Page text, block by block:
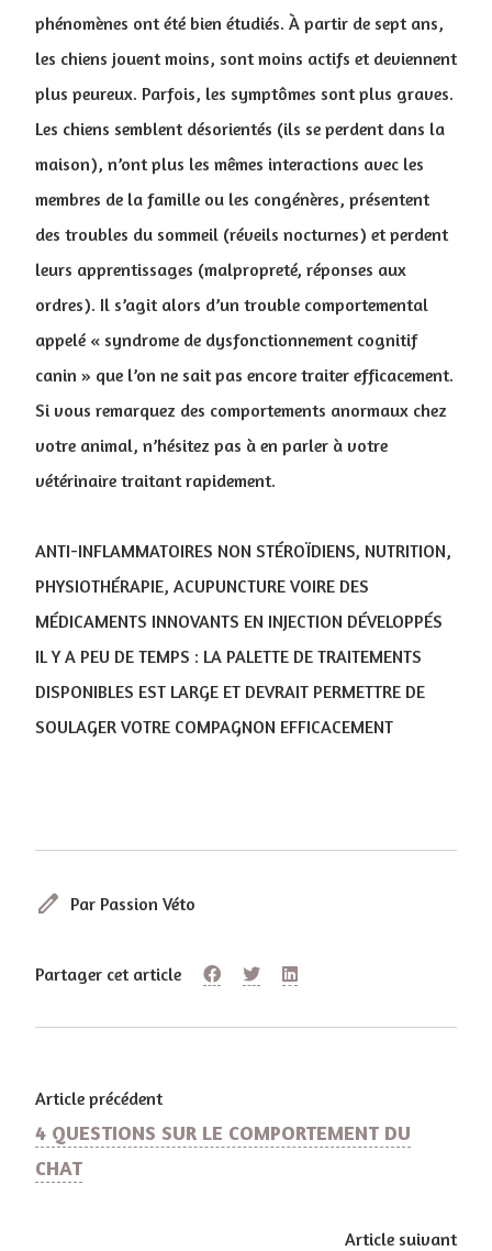
phénomènes ont été bien étudiés. À partir de sept ans,
les chiens jouent moins, sont moins actifs et deviennent
plus peureux. Parfois, les symptômes sont plus graves.
Les chiens semblent désorientés (ils se perdent dans la
maison), n’ont plus les mêmes interactions avec les
membres de la famille ou les congénères, présentent
des troubles du sommeil (réveils nocturnes) et perdent
leurs apprentissages (malpropreté, réponses aux
ordres). Il s’agit alors d’un trouble comportemental
appelé « syndrome de dysfonctionnement cognitif
canin » que l’on ne sait pas encore traiter efficacement.
Si vous remarquez des comportements anormaux chez
votre animal, n’hésitez pas à en parler à votre
vétérinaire traitant rapidement.
ANTI-INFLAMMATOIRES NON STÉROÏDIENS, NUTRITION,
PHYSIOTHÉRAPIE, ACUPUNCTURE VOIRE DES
MÉDICAMENTS INNOVANTS EN INJECTION DÉVELOPPÉS
IL Y A PEU DE TEMPS : LA PALETTE DE TRAITEMENTS
DISPONIBLES EST LARGE ET DEVRAIT PERMETTRE DE
SOULAGER VOTRE COMPAGNON EFFICACEMENT
edit Par Passion Véto
Partager cet article
Article précédent
4 QUESTIONS SUR LE COMPORTEMENT DU
CHAT
Article suivant